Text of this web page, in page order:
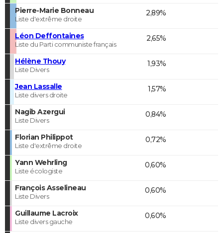
Pierre-Marie Bonneau
Liste d'extrême droite
2,89%
Léon Deffontaines
Liste du Parti communiste français
2,65%
Hélène Thouy
Liste Divers
1,93%
Jean Lassalle
Liste divers droite
1,57%
Nagib Azergui
Liste Divers
0,84%
Florian Philippot
Liste d'extrême droite
0,72%
Yann Wehrling
Liste écologiste
0,60%
François Asselineau
Liste Divers
0,60%
Guillaume Lacroix
Liste divers gauche
0,60%